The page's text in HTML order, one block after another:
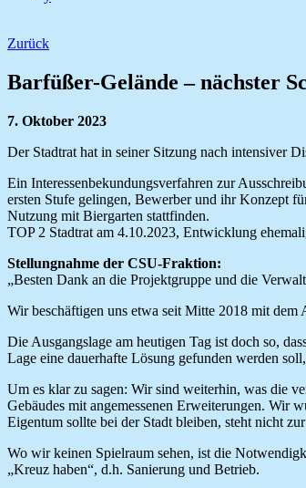
Zurück
Barfüßer-Gelände – nächster
7. Oktober 2023
Der Stadtrat hat in seiner Sitzung nach intensiver
Ein Interessenbekundungsverfahren zur
ersten Stufe gelingen, Bewerber und ihr Konzept
Nutzung mit Biergarten stattfinden.
TOP 2 Stadtrat am 4.10.2023, Entwicklung
Stellungnahme der CSU-Fraktion:
„Besten Dank an die Projektgruppe und die
Wir beschäftigen uns etwa seit Mitte 2018 mit
Die Ausgangslage am heutigen Tag ist doch so,
Lage eine dauerhafte Lösung gefunden werden
Um es klar zu sagen: Wir sind weiterhin, was die
Gebäudes mit angemessenen Erweiterungen. Wir
Eigentum sollte bei der Stadt bleiben, steht nicht
Wo wir keinen Spielraum sehen, ist die
„Kreuz haben“, d.h. Sanierung und Betrieb.